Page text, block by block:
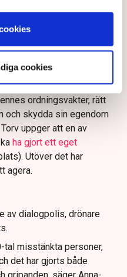
cookies
typen av störningar.
vid
region Väst, har
ordningsvakter, rätt
och skydda sin egendom
uppger att en av
ha gjort ett eget
Utöver det har
agera.
av dialogpolis, drönare
misstänkta personer,
det har gjorts både
gripanden, säger Anna-